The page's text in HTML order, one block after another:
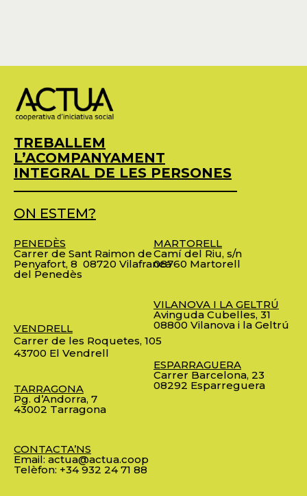
TREBALLEM
L’ACOMPANYAMENT
INTEGRAL DE LES PERSONES
ON ESTEM?
PENEDÈS
Carrer de Sant Raimon de
Penyafort, 8 08720 Vilafranca
del Penedès
VENDRELL
Carrer de les Roquetes, 105
43700 El Vendrell
TARRAGONA
Pg. d’Andorra, 7
43002 Tarragona
CONTACTA’NS
Email: actua@actua.coop
Telèfon: +34 932 24 71 88
MARTORELL
Camí del Riu, s/n
08760 Martorell
VILANOVA I LA GELTRÚ
Avinguda Cubelles, 31
08800 Vilanova i la Geltrú
ESPARRAGUERA
Carrer Barcelona, 23
08292 Esparreguera